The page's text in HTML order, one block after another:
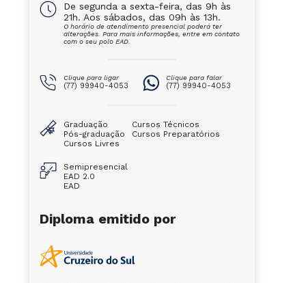
De segunda a sexta-feira, das 9h às
21h. Aos sábados, das 09h às 13h.
O horário de atendimento presencial poderá ter
alterações. Para mais informações, entre em contato
com o seu polo EAD.
Clique para ligar
(77) 99940-4053
Clique para falar
(77) 99940-4053
Graduação
Pós-graduação
Cursos Livres
Cursos Técnicos
Cursos Preparatórios
Semipresencial
EAD 2.0
EAD
Diploma emitido por